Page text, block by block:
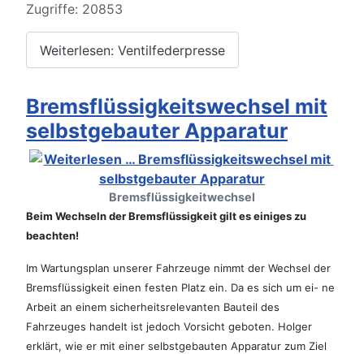
Zugriffe: 20853
Weiterlesen: Ventilfederpresse
Bremsflüssigkeitswechsel mit
selbstgebauter Apparatur
Bremsflüssigkeitwechsel
Beim Wechseln der Bremsflüssigkeit gilt es einiges zu
beachten!
Im Wartungsplan unserer Fahrzeuge nimmt der Wechsel der
Bremsflüssigkeit einen festen Platz ein. Da es sich um ei- ne
Arbeit an einem sicherheitsrelevanten Bauteil des
Fahrzeuges handelt ist jedoch Vorsicht geboten. Holger
erklärt, wie er mit einer selbstgebauten Apparatur zum Ziel